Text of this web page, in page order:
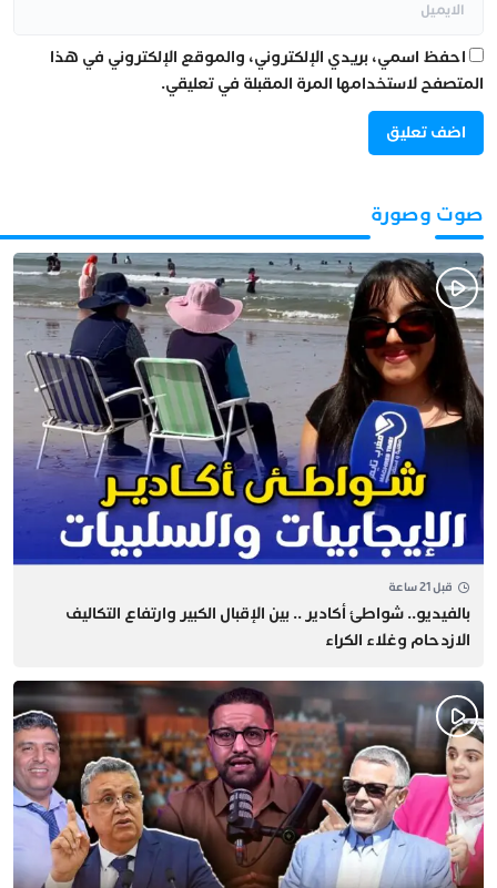
احفظ اسمي، بريدي الإلكتروني، والموقع الإلكتروني في هذا
المتصفح لاستخدامها المرة المقبلة في تعليقي.
صوت وصورة
قبل 21 ساعة
بالفيديو.. شواطئ أكادير .. بين الإقبال الكبير وارتفاع التكاليف
الازدحام وغلاء الكراء